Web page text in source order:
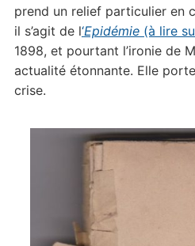
prend un relief particulier en
il s’agit de l‘Epidémie(à lire
1898, et pourtant l’ironie de
actualité étonnante. Elle
crise.